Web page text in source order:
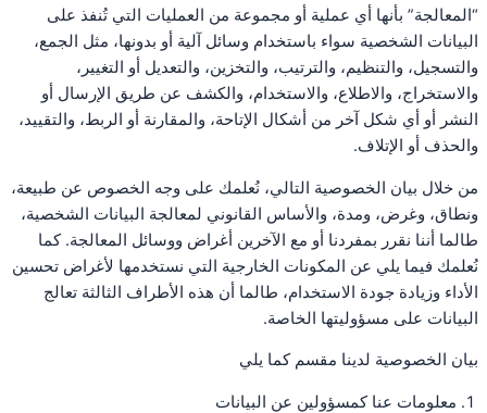
“المعالجة” بأنها أي عملية أو مجموعة من العمليات التي تُنفذ على
البيانات الشخصية سواء باستخدام وسائل آلية أو بدونها، مثل الجمع،
والتسجيل، والتنظيم، والترتيب، والتخزين، والتعديل أو التغيير،
والاستخراج، والاطلاع، والاستخدام، والكشف عن طريق الإرسال أو
النشر أو أي شكل آخر من أشكال الإتاحة، والمقارنة أو الربط، والتقييد،
والحذف أو الإتلاف.
من خلال بيان الخصوصية التالي، نُعلمك على وجه الخصوص عن طبيعة،
ونطاق، وغرض، ومدة، والأساس القانوني لمعالجة البيانات الشخصية،
طالما أننا نقرر بمفردنا أو مع الآخرين أغراض ووسائل المعالجة. كما
نُعلمك فيما يلي عن المكونات الخارجية التي نستخدمها لأغراض تحسين
الأداء وزيادة جودة الاستخدام، طالما أن هذه الأطراف الثالثة تعالج
البيانات على مسؤوليتها الخاصة.
بيان الخصوصية لدينا مقسم كما يلي
معلومات عنا كمسؤولين عن البيانات